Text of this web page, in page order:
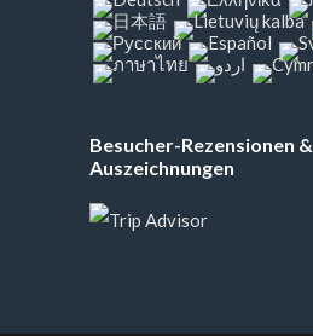
Besucher-Rezensionen &
Auszeichnungen